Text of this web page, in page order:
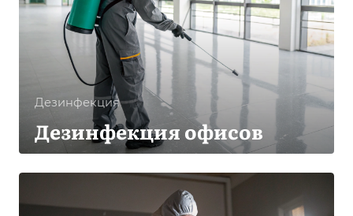
Дезинфекция
Дезинфекция офисов